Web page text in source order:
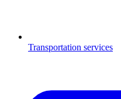
Transportation services